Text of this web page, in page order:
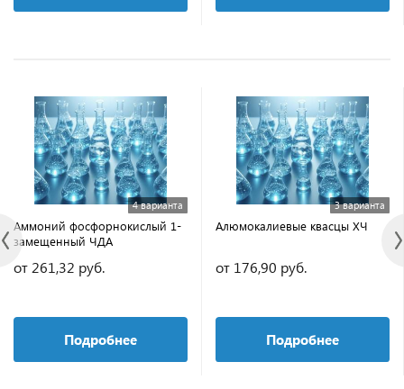
4 варианта
Аммоний фосфорнокислый 1-
замещенный ЧДА
от 261,32 руб.
Подробнее
3 варианта
Алюмокалиевые квасцы ХЧ
от 176,90 руб.
Подробнее